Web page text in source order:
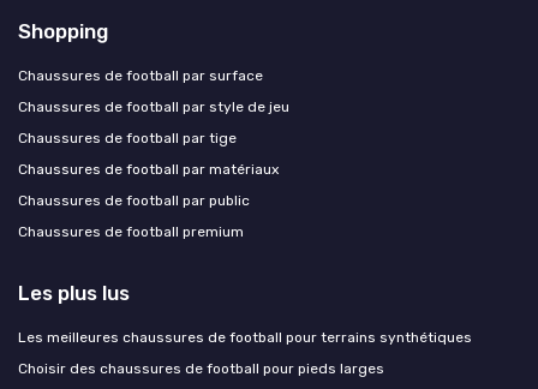
Shopping
Chaussures de football par surface
Chaussures de football par style de jeu
Chaussures de football par tige
Chaussures de football par matériaux
Chaussures de football par public
Chaussures de football premium
Les plus lus
Les meilleures chaussures de football pour terrains synthétiques
Choisir des chaussures de football pour pieds larges